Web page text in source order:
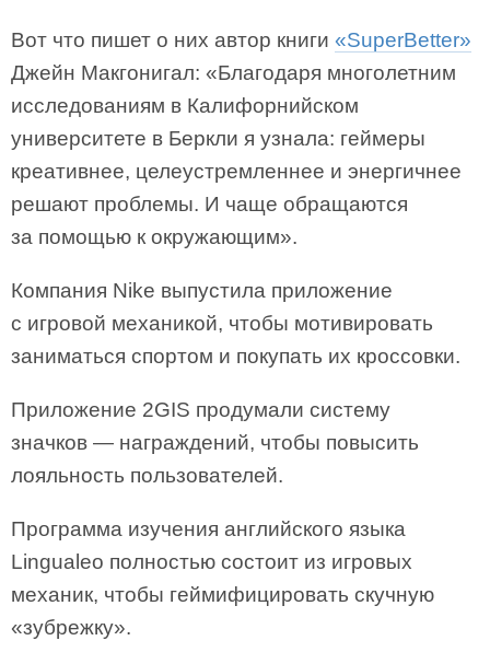
Вот что пишет о них автор книги «SuperBetter»
Джейн Макгонигал: «Благодаря многолетним
исследованиям в Калифорнийском
университете в Беркли я узнала: геймеры
креативнее, целеустремленнее и энергичнее
решают проблемы. И чаще обращаются
за помощью к окружающим».
Компания Nike выпустила приложение
с игровой механикой, чтобы мотивировать
заниматься спортом и покупать их кроссовки.
Приложение 2GIS продумали систему
значков — награждений, чтобы повысить
лояльность пользователей.
Программа изучения английского языка
Lingualeo полностью состоит из игровых
механик, чтобы геймифицировать скучную
«зубрежку».